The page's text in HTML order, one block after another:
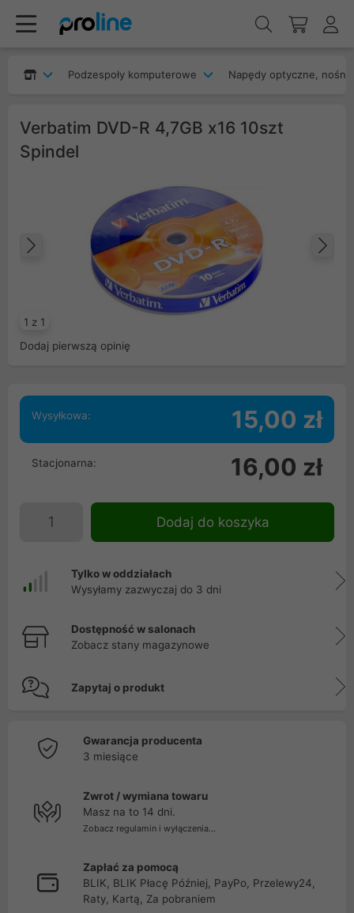
Podzespoły komputerowe Napędy optyczne,
Verbatim DVD-R 4,7GB x16 10szt
Spindel
1 z 1
Poprzedni
Dodaj pierwszą opinię
Wysyłkowa: 15,00 zł
Stacjonarna: 16,00 zł
Dodaj do koszyka
Tylko w oddziałach
Wysyłamy zazwyczaj do 3 dni
Dostępność w salonach
Zobacz stany magazynowe
Zapytaj o produkt
Gwarancja producenta
3 miesiące
Zwrot / wymiana towaru
Masz na to 14 dni.
Zobacz regulamin i wyłączenia...
Zapłać za pomocą
BLIK, BLIK Płacę Później, PayPo, Przelewy24,
Raty, Kartą, Za pobraniem